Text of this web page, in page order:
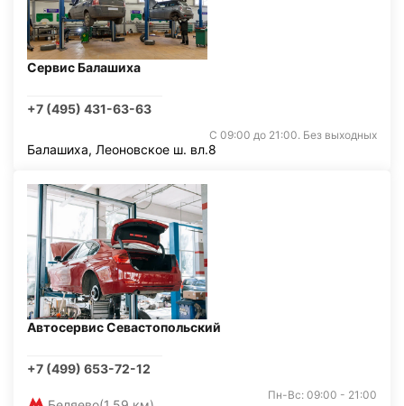
Сервис Балашиха
+7 (495) 431-63-63
С 09:00 до 21:00. Без выходных
Балашиха, Леоновское ш. вл.8
Автосервис Севастопольский
+7 (499) 653-72-12
Пн-Вс: 09:00 - 21:00